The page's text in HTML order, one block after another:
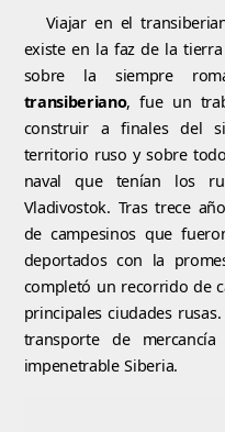
Viajar en el
existe en la faz de la
sobre la siempre
transiberiano, fue un
construir a finales del
territorio ruso y sobre
naval que tenían los
Vladivostok. Tras trece
de campesinos que
deportados con la
completó un recorrido de
principales ciudades
transporte de
impenetrable Siberia.